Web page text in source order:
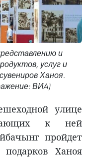
и
услуг и
Ханоя.
ВИA)
улице
к ней
пройдет
подарков Ханоя